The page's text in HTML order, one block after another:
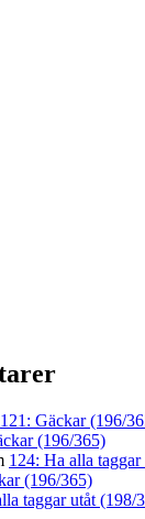
121: Gäckar (196/
(196/365)
124: Ha alla
(196/365)
taggar utåt (198/